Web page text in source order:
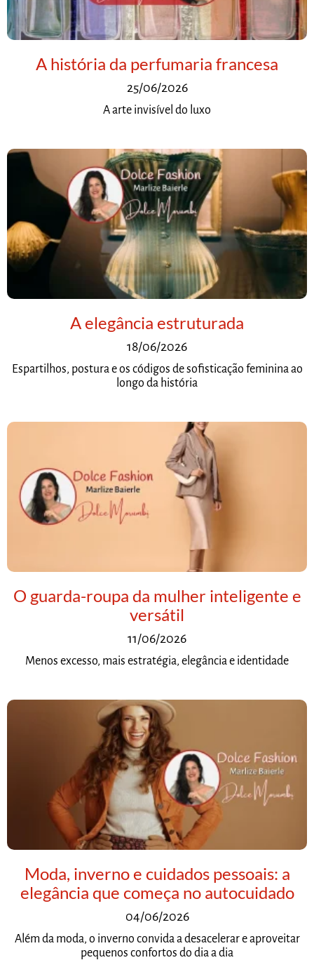
A história da perfumaria francesa
25/06/2026
A arte invisível do luxo
A elegância estruturada
18/06/2026
Espartilhos, postura e os códigos de sofisticação feminina ao
longo da história
O guarda-roupa da mulher inteligente e
versátil
11/06/2026
Menos excesso, mais estratégia, elegância e identidade
Moda, inverno e cuidados pessoais: a
elegância que começa no autocuidado
04/06/2026
Além da moda, o inverno convida a desacelerar e aproveitar
pequenos confortos do dia a dia